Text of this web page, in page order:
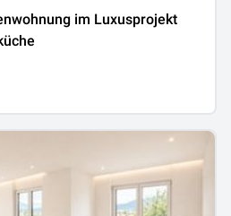
im Luxusprojekt